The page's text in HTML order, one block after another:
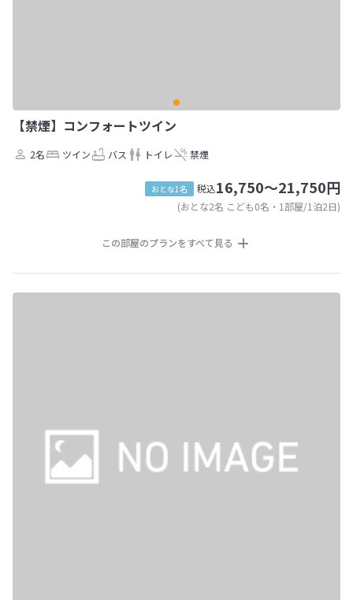
【禁煙】コンフォートツイン
2名 ツイン バス トイレ 禁煙
おとな1名 税込16,750～21,750円
(おとな2名 こども0名・1部屋/1泊2日)
この部屋のプランをすべて見る